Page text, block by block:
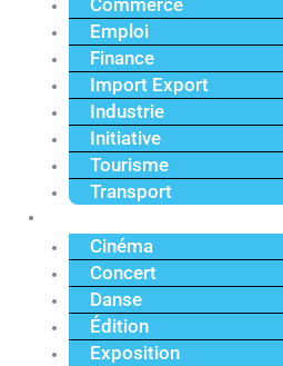
Commerce
Emploi
Finance
Import Export
Industrie
Initiative
Tourisme
Transport
Cinéma
Concert
Danse
Édition
Exposition